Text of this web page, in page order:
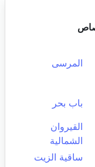
المرسى
باب بحر
القيروان
الشمالية
ساقية الزيت